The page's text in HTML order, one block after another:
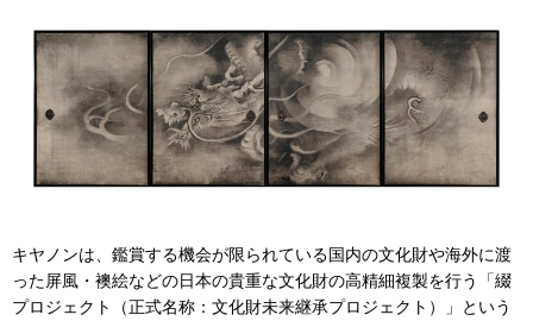
キヤノンは、鑑賞する機会が限られている国内の文化財や海外に渡
った屏風・襖絵などの日本の貴重な文化財の高精細複製を行う「綴
プロジェクト（正式名称：文化財未来継承プロジェクト）」という